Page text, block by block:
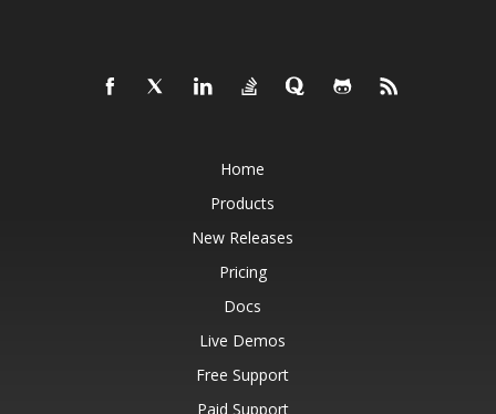
Home
Products
New Releases
Pricing
Docs
Live Demos
Free Support
Paid Support